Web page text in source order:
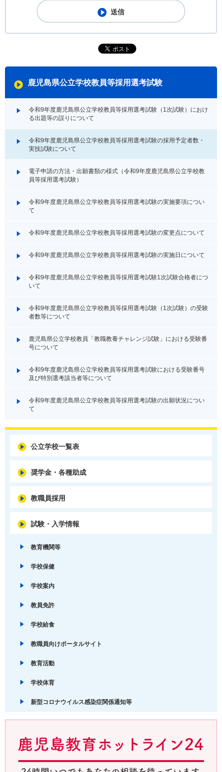
鹿児島県公立学校教員等採用選考試験
令和9年度鹿児島県公立学校教員等採用選考試験（1次試験）におけ
る出題等の誤りについて
令和9年度鹿児島県公立学校教員等採用選考試験の採用予定者数・
実技試験について
電子申請の方法・出願書類の様式（令和9年度鹿児島県公立学校教
員等採用選考試験）
令和9年度鹿児島県公立学校教員等採用選考試験の実施要項につい
て
令和9年度鹿児島県公立学校教員等採用選考試験の変更点について
令和9年度鹿児島県公立学校教員等採用選考試験の実施日について
令和9年度鹿児島県公立学校教員等採用選考試験1次試験合格者につ
いて
令和9年度鹿児島県公立学校教員等採用選考試験（1次試験）の受験
者数等について
鹿児島県公立学校教員「教職教養チャレンジ試験」における受験番
号について
令和9年度鹿児島県公立学校教員等採用選考試験における受験番号
及び特別選考該当者等について
令和9年度鹿児島県公立学校教員等採用選考試験の出願状況につい
て
公立学校一覧表
奨学金・各種助成
教職員採用
試験・入学情報
教育機関等
学校保健
学校案内
教員免許
学校給食
教職員向けポータルサイト
教育活動
学校体育
新型コロナウイルス感染症関係通知等